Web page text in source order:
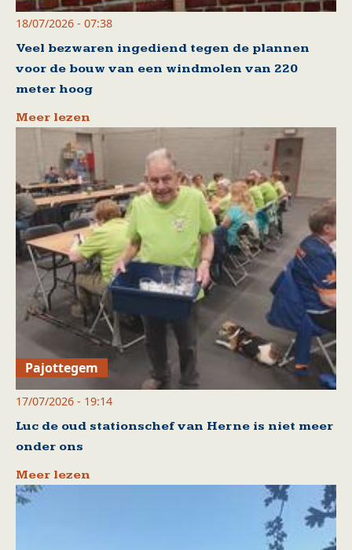
18/07/2026 - 07:38
Veel bezwaren ingediend tegen de plannen
voor de bouw van een windmolen van 220
meter hoog
Meer lezen
Pajottegem
17/07/2026 - 19:14
Luc de oud stationschef van Herne is niet meer
onder ons
Meer lezen